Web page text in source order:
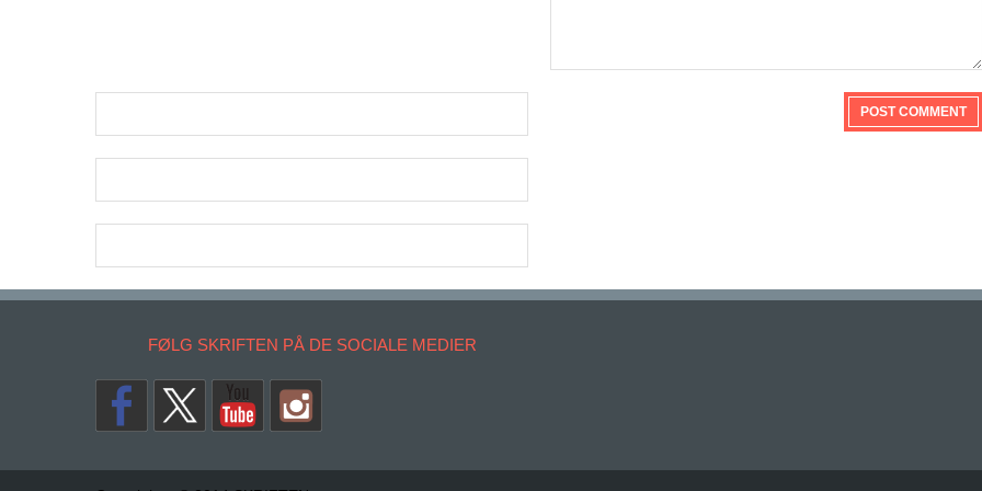
FØLG SKRIFTEN PÅ DE SOCIALE MEDIER